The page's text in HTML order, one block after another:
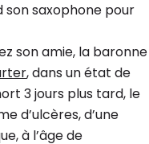
son saxophone pour
son amie, la baronne
, dans un état de
3 jours plus tard, le
d’ulcères, d’une
à l’âge de